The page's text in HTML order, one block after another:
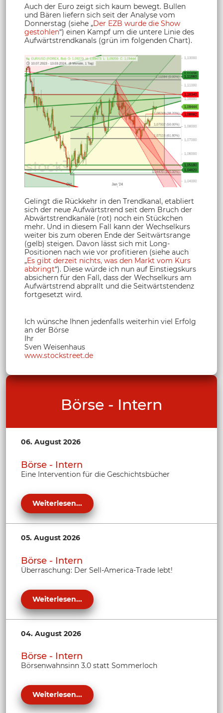
Auch der Euro zeigt sich kaum bewegt. Bullen
und Bären liefern sich seit der Analyse vom
Donnerstag (siehe „Der EZB wurde die Show
gestohlen“) einen Kampf um die untere Linie des
Aufwärtstrendkanals (grün im folgenden Chart).
Gelingt die Rückkehr in den Trendkanal, etabliert
sich der neue Aufwärtstrend seit dem Bruch der
Abwärtstrendkanäle (rot) noch ein Stückchen
mehr. Und in diesem Fall kann der Wechselkurs
weiter bis zum oberen Ende der Seitwärtsrange
(gelb) steigen. Davon lässt sich mit Long-
Positionen nach wie vor profitieren (siehe auch
„Es gibt derzeit nichts, was den Markt vom Kurs
abbringt“). Diese würde ich nun auf Einstiegskurs
absichern für den Fall, dass der Wechselkurs am
Aufwärtstrend abprallt und die Seitwärtstendenz
fortgesetzt wird.
Ich wünsche Ihnen jedenfalls weiterhin viel Erfolg
an der Börse
Ihr
Sven Weisenhaus
www.stockstreet.de
Börse - Intern
06. August 2026
Börse - Intern
Eine Intervention für die Geschichtsbücher
Weiterlesen...
05. August 2026
Börse - Intern
Überraschung: Der Sell-America-Trade lebt!
Weiterlesen...
04. August 2026
Börse - Intern
Börsenwahnsinn 3.0 statt Sommerloch
Weiterlesen...